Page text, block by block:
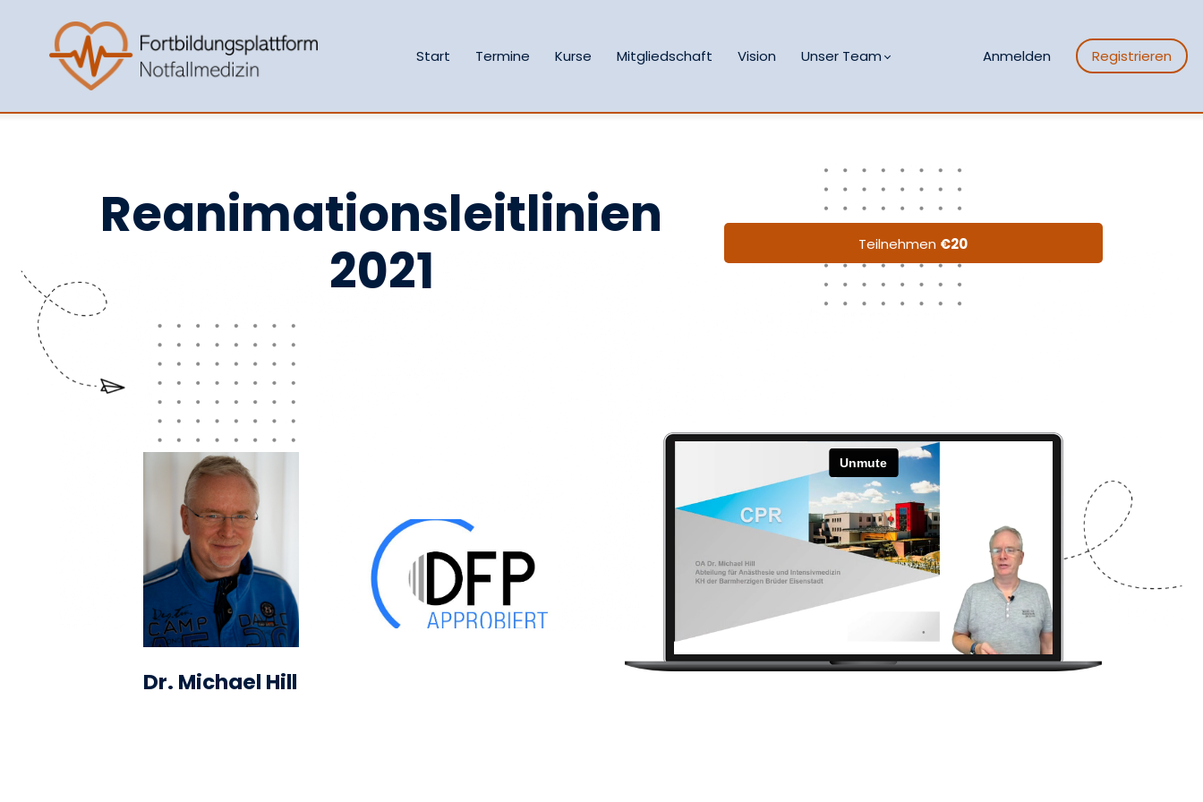
Start Termine Kurse Mitgliedschaft Vision Unser Team Anmelden Registrieren
Reanimationsleitlinien
2021
Teilnehmen €20
Dr. Michael Hill